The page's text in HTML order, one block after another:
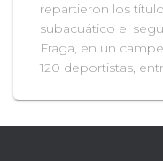
repartieron los
subacuático el
Fraga, en un
120 deportistas,